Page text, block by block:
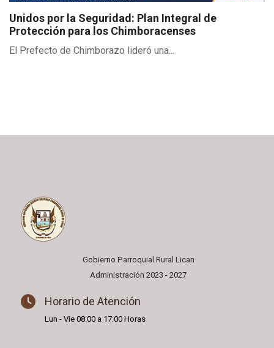
Unidos por la Seguridad: Plan Integral de
Protección para los Chimboracenses
El Prefecto de Chimborazo lideró una...
Gobierno Parroquial Rural Lican
Administración 2023 - 2027
Horario de Atención
Lun - Vie 08:00 a 17:00 Horas